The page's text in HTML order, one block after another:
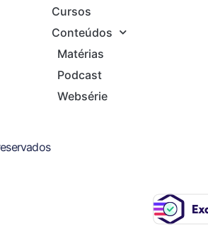
Cursos
Conteúdos
Matérias
Podcast
Websérie